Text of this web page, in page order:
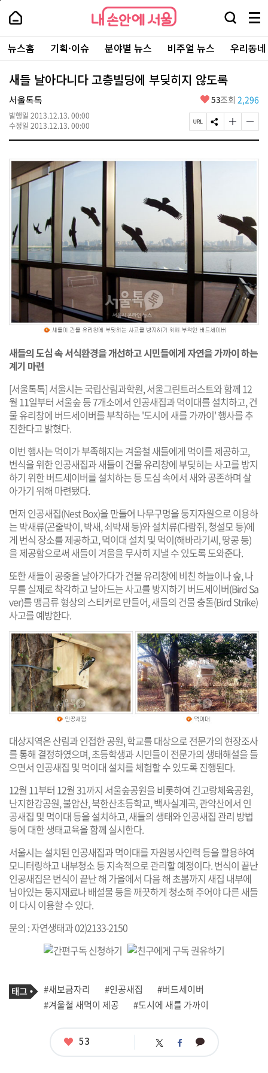
본
로
가
내
손
안
에
서
울
-
서
울
시
대
표
소
포
내
손
에
울
검
창
열
기
메
뉴
전
체
보
주
요
서
뉴스홈 기획·이슈 분야별 뉴스 비주얼 뉴스 우리동
새들 날아다니다 고층빌딩에 부딪히지 않도록
서울톡톡
발행일 2013.12.13. 00:00
수정일 2013.12.13. 00:00
좋
요
53조회 2,296
페
이
U
R
L
복
사
S
N
공
글
자
기
기
글
자
기
기
새들의 도심 속 서식환경을 개선하고 시민들에게 자연을 가까이 하는
계기 마련
[서울톡톡] 서울시는 국립산림과학원, 서울그린트러스트와 함께 12
월 11일부터 서울숲 등 7개소에서 인공새집과 먹이대를 설치하고, 건
물 유리창에 버드세이버를 부착하는 '도시에 새를 가까이' 행사를 추
진한다고 밝혔다.
이번 행사는 먹이가 부족해지는 겨울철 새들에게 먹이를 제공하고,
번식을 위한 인공새집과 새들이 건물 유리창에 부딪히는 사고를 방지
하기 위한 버드세이버를 설치하는 등 도심 속에서 새와 공존하며 살
아가기 위해 마련됐다.
먼저 인공새집(Nest Box)을 만들어 나무구멍을 둥지자원으로 이용하
는 박새류(곤줄박이, 박새, 쇠박새 등)와 설치류(다람쥐, 청설모 등)에
게 번식 장소를 제공하고, 먹이대 설치 및 먹이(해바라기씨, 땅콩 등)
을 제공함으로써 새들이 겨울을 무사히 지낼 수 있도록 도와준다.
또한 새들이 공중을 날아가다가 건물 유리창에 비친 하늘이나 숲, 나
무를 실제로 착각하고 날아드는 사고를 방지하기 버드세이버(Bird Sa
ver)를 맹금류 형상의 스티커로 만들어, 새들의 건물 충돌(Bird Strike)
사고를 예방한다.
대상지역은 산림과 인접한 공원, 학교를 대상으로 전문가의 현장조사
를 통해 결정하였으며, 초등학생과 시민들이 전문가의 생태해설을 들
으면서 인공새집 및 먹이대 설치를 체험할 수 있도록 진행된다.
12월 11부터 12월 31까지 서울숲공원을 비롯하여 긴고랑체육공원,
난지한강공원, 불암산, 북한산초등학교, 백사실계곡, 관악산에서 인
공새집 및 먹이대 등을 설치하고, 새들의 생태와 인공새집 관리 방법
등에 대한 생태교육을 함께 실시한다.
서울시는 설치된 인공새집과 먹이대를 자원봉사인력 등을 활용하여
모니터링하고 내부청소 등 지속적으로 관리할 예정이다. 번식이 끝난
인공새집은 번식이 끝난 해 가을에서 다음 해 초봄까지 새집 내부에
남아있는 둥지재료나 배설물 등을 깨끗하게 청소해 주어야 다른 새들
이 다시 이용할 수 있다.
문의 : 자연생태과 02)2133-2150
기
사
관
련
태
그
#새보금자리 #인공새집
#버드세이버
#겨울철 새먹이 제공
#도시에 새를 가까이
좋
53 트 페 카
페
상
단
로